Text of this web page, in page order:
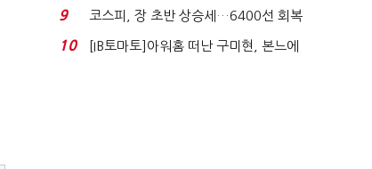
최측근' 입...
9
코스피, 장 초반 상승세…6400선 회복
시도
10
[IB토마토]아워홈 떠난 구미현, 본느에